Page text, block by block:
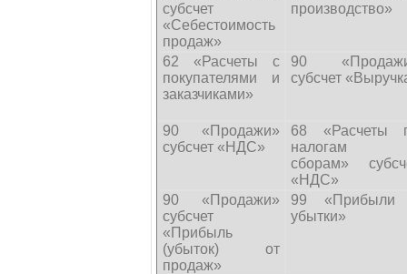
субсчет
«Себестоимость
продаж»
производство»
62 «Расчеты с
покупателями и
заказчиками»
90
субсчет
90 «Продажи»
субсчет «НДС»
68 «Расчеты
налогам
сборам»
«НДС»
90 «Продажи»
субсчет
«Прибыль
(убыток) от
продаж»
99 «Прибыли
убытки»